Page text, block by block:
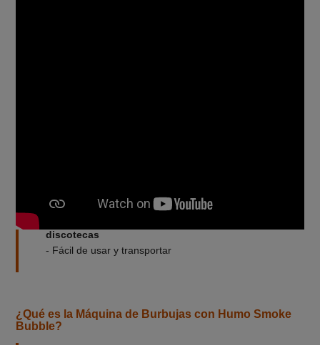
- Innovador efecto de burbujas rellenas de humo
discotecas
- Fácil de usar y transportar
¿Qué es la Máquina de Burbujas con Humo Smoke
Bubble?